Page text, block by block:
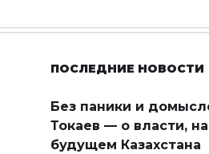
ПОСЛЕДНИЕ НОВОСТИ
Без паники и
Токаев — о власти,
будущем Казахстана